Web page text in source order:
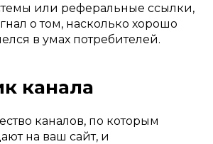
или реферальные ссылки,
о том, насколько хорошо
в умах потребителей.
канала
каналов, по которым
на ваш сайт, и